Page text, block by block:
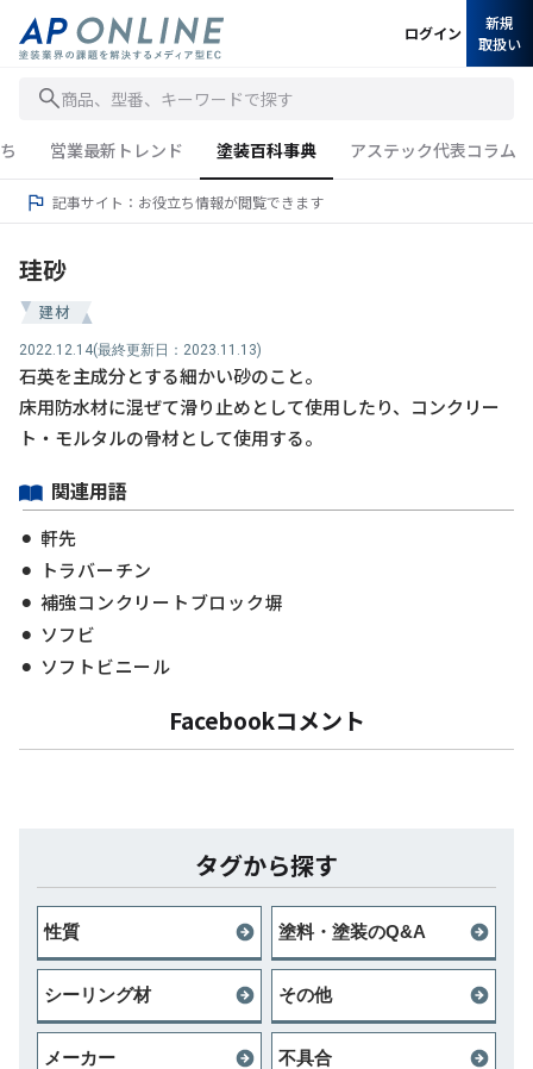
商品、型番、キーワードで探す
ログイン
新規
取扱い
営業最新トレンド 塗装百科事典 アステック代表コラム
記事サイト：お役立ち情報が閲覧できます
珪砂
建材
2022.12.14(最終更新日：2023.11.13)
石英を主成分とする細かい砂のこと。
床用防水材に混ぜて滑り止めとして使用したり、コンクリー
ト・モルタルの骨材として使用する。
関連用語
軒先
トラバーチン
補強コンクリートブロック塀
ソフビ
ソフトビニール
Facebookコメント
タグから探す
性質 塗料・塗装のQ&A
シーリング材 その他
メーカー 不具合